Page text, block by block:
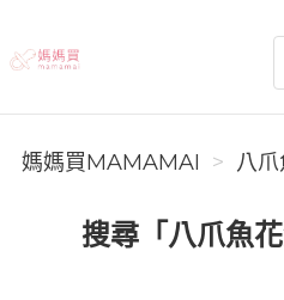
媽媽買MAMAMAI
媽媽買MAMAMAI 八爪
搜尋「八爪魚